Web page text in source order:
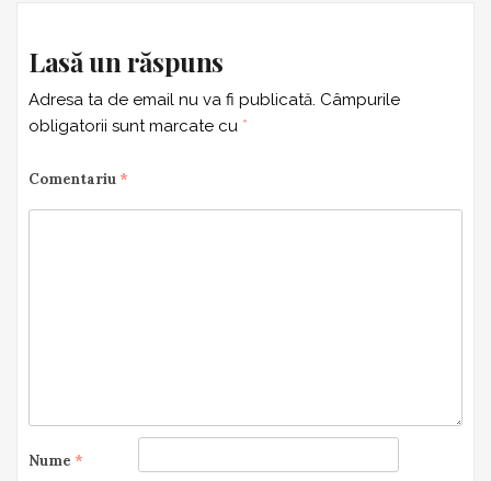
Lasă un răspuns
Adresa ta de email nu va fi publicată. Câmpurile
obligatorii sunt marcate cu *
Comentariu *
Nume *